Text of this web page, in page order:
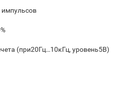
(при20Гц…10кГц, уровень5В)